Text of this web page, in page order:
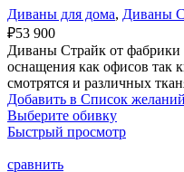
Диваны для дома, Диваны
₽53 900
Диваны Страйк от фабрики
оснащения как офисов так
смотрятся и различных
Добавить в Список желаний
Выберите обивку
Быстрый просмотр
сравнить